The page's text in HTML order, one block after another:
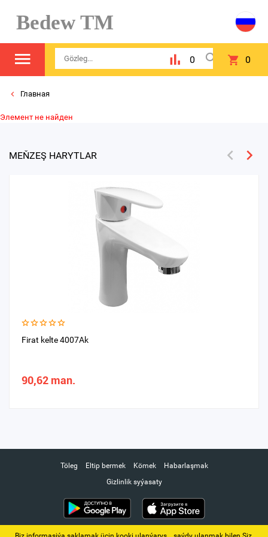
Bedew TM
0 0
Главная
Элемент не найден
MEŇZEŞ HARYTLAR
Firat kelte 4007Ak
90,62 man.
Töleg Eltip bermek Kömek
Habarlaşmak
Gizlinlik syýasaty